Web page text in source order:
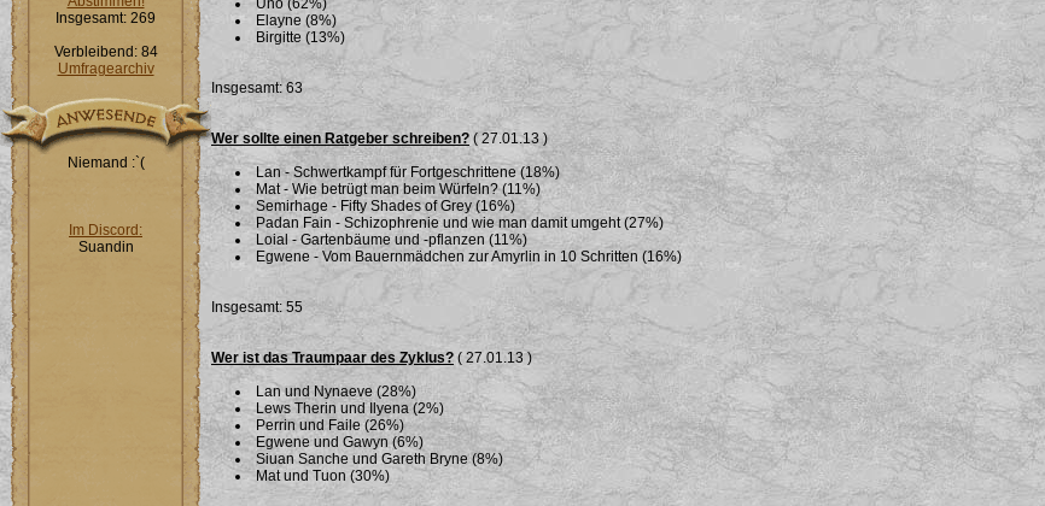
Insgesamt: 269
Verbleibend: 84
Umfragearchiv
Niemand :`(
Im Discord:
Suandin
Uno (62%)
Elayne (8%)
Birgitte (13%)
Insgesamt: 63
Wer sollte einen Ratgeber schreiben? ( 27.01.13 )
Lan - Schwertkampf für Fortgeschrittene (18%)
Mat - Wie betrügt man beim Würfeln? (11%)
Semirhage - Fifty Shades of Grey (16%)
Padan Fain - Schizophrenie und wie man damit umgeht (27%)
Loial - Gartenbäume und -pflanzen (11%)
Egwene - Vom Bauernmädchen zur Amyrlin in 10 Schritten (16%)
Insgesamt: 55
Wer ist das Traumpaar des Zyklus? ( 27.01.13 )
Lan und Nynaeve (28%)
Lews Therin und Ilyena (2%)
Perrin und Faile (26%)
Egwene und Gawyn (6%)
Siuan Sanche und Gareth Bryne (8%)
Mat und Tuon (30%)